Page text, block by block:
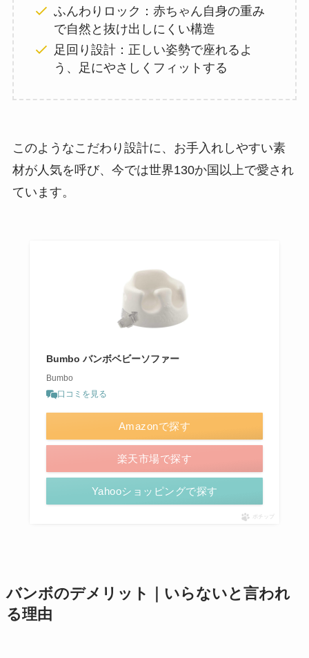
ふんわりロック：赤ちゃん自身の重み
で自然と抜け出しにくい構造
足回り設計：正しい姿勢で座れるよ
う、足にやさしくフィットする
このようなこだわり設計に、お手入れしやすい素
材が人気を呼び、今では世界130か国以上で愛され
ています。
Bumbo バンボベビーソファー
Bumbo
口コミを見る
Amazonで探す
楽天市場で探す
Yahooショッピングで探す
ポチップ
バンボのデメリット｜いらないと言われ
る理由